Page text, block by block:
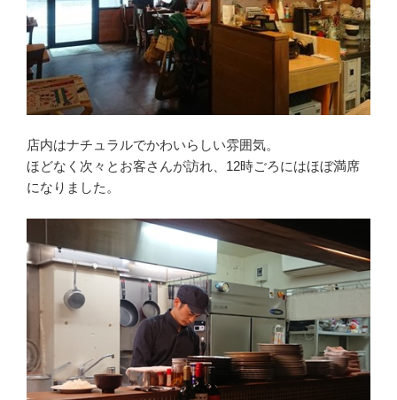
店内はナチュラルでかわいらしい雰囲気。
ほどなく次々とお客さんが訪れ、12時ごろにはほぼ満席
になりました。